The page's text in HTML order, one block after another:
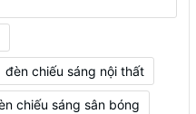
đèn chiếu sáng nội thất
chiếu sáng sân bóng